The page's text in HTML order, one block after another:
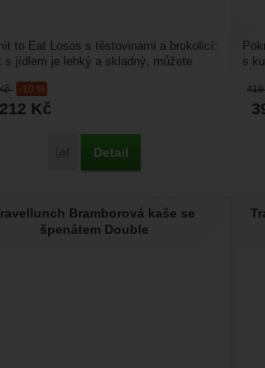
k porovnání
-10 %
Kč
Přidat 'Summit to Eat Losos s
Detail
to Eat Losos s těstovinami a brokolicí:
s jídlem je lehký a skladný, můžete
419
s
Bramborová kaše se
špenátem Double